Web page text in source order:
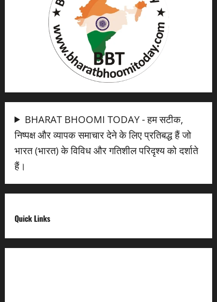
BHARAT BHOOMI TODAY - हम सटीक,
निष्पक्ष और व्यापक समाचार देने के लिए प्रतिबद्ध हैं जो
भारत (भारत) के विविध और गतिशील परिदृश्य को दर्शाते
हैं।
Quick Links